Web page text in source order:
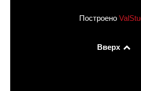
Построено
Вверх